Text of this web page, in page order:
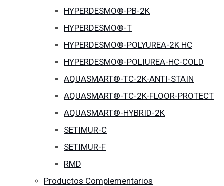
HYPERDESMO®-PB-2K
HYPERDESMO®-T
HYPERDESMO®-POLYUREA-2K HC
HYPERDESMO®-POLIUREA-HC-COLD
AQUASMART®-TC-2K-ANTI-STAIN
AQUASMART®-TC-2K-FLOOR-PROTECT
AQUASMART®-HYBRID-2K
SETIMUR-C
SETIMUR-F
RMD
Productos Complementarios